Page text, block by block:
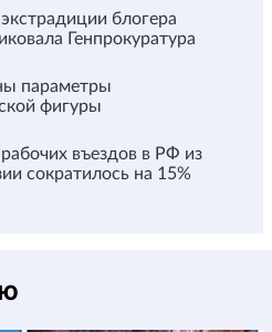
блогера
Генпрокуратура
параметры
фигуры
въездов в РФ из
сократилось на 15%